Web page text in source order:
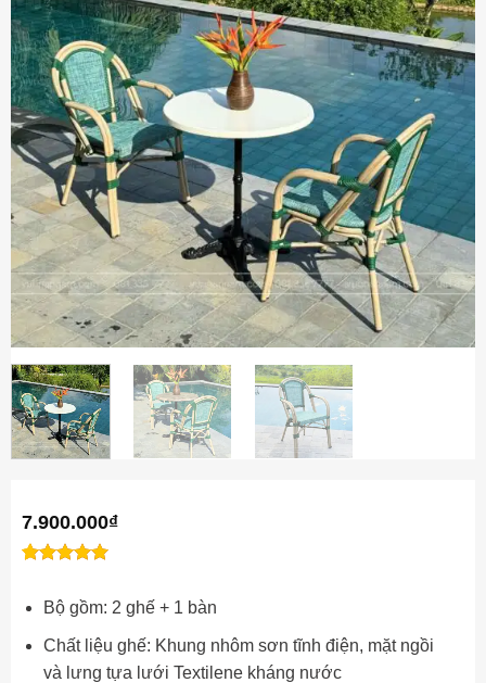
7.900.000₫
dựa trên
đánh giá
giá
Bộ gồm: 2 ghế + 1 bàn
Chất liệu ghế: Khung nhôm sơn tĩnh điện, mặt ngồi
và lưng tựa lưới Textilene kháng nước